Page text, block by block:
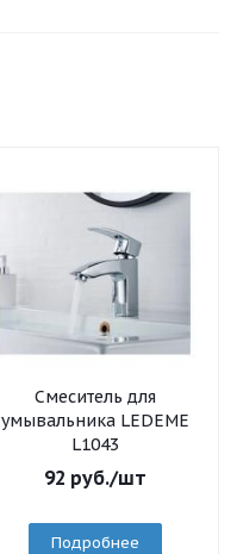
Смеситель для
умывальника LEDEME
L1043
92 руб./шт
Подробнее